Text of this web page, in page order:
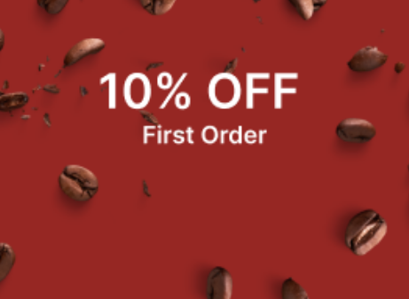
฿683.00
กรัม Intercof
หยิบใส่ตะกร้า
Brown Cocoa DUTCH COCOA